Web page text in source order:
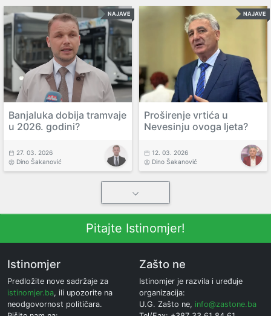
NAJAVE
Banjaluka dobija tramvaje
u 2026. godini?
27. 03. 2026
Dino Šakanović
NAJAVE
Proširenje vrtića u
Nevesinju ovoga ljeta?
12. 03. 2026
Dino Šakanović
Pitajte Istinomjer!
Istinomjer
Predložite nove sadržaje za
istinomjer.ba, ili upozorite na
neodgovornost političara.
Zašto ne
Istinomjer je razvila i uređuje
organizacija:
U.G. Zašto ne, info@zastone.ba